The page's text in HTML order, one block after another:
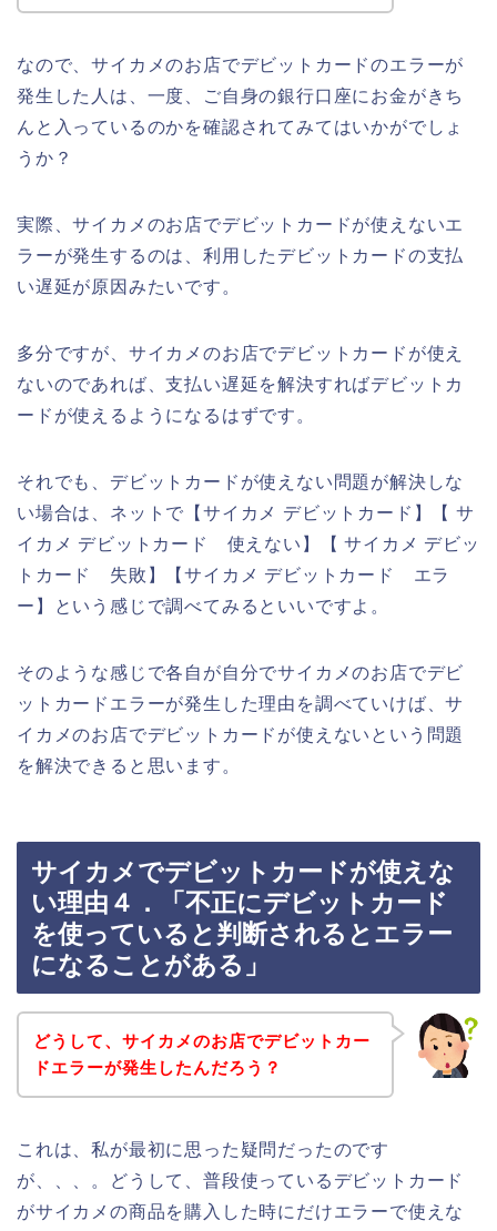
なので、サイカメのお店でデビットカードのエラーが
発生した人は、一度、ご自身の銀行口座にお金がきち
んと入っているのかを確認されてみてはいかがでしょ
うか？
実際、サイカメのお店でデビットカードが使えないエ
ラーが発生するのは、利用したデビットカードの支払
い遅延が原因みたいです。
多分ですが、サイカメのお店でデビットカードが使え
ないのであれば、支払い遅延を解決すればデビットカ
ードが使えるようになるはずです。
それでも、デビットカードが使えない問題が解決しな
い場合は、ネットで【サイカメ デビットカード】【 サ
イカメ デビットカード 使えない】【 サイカメ デビッ
トカード 失敗】【サイカメ デビットカード エラ
ー】という感じで調べてみるといいですよ。
そのような感じで各自が自分でサイカメのお店でデビ
ットカードエラーが発生した理由を調べていけば、サ
イカメのお店でデビットカードが使えないという問題
を解決できると思います。
サイカメでデビットカードが使えな
い理由４．「不正にデビットカード
を使っていると判断されるとエラー
になることがある」
どうして、サイカメのお店でデビットカー
ドエラーが発生したんだろう？
これは、私が最初に思った疑問だったのです
が、、、。どうして、普段使っているデビットカード
がサイカメの商品を購入した時にだけエラーで使えな